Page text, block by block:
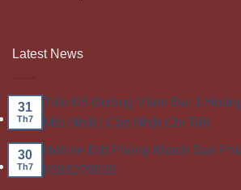
Latest News
31
Th7
Tiến Độ Đường Vành Đai 1
Mới Nhất | Cập Nhật Chi Tiết
30
Th7
Hotline Đặt Phòng Khách Sạn
0386279939